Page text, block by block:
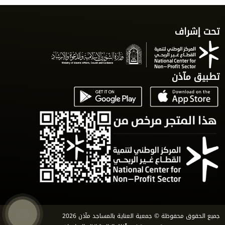
تحت إشراف
تطبيق مآذن
جميع الحقوق محفوظة © جمعية العناية بالمساجد مآذن 2026